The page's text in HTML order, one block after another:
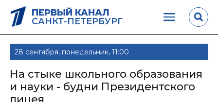
ПЕРВЫЙ КАНАЛ
САНКТ-ПЕТЕРБУРГ
28 сентября, понедельник, 11:00
На стыке школьного образования
и науки - будни Президентского
лицея